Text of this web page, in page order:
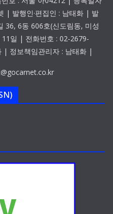
| 발행인·편집인 : 남태화 | 발
36, 6동 606호(신도림동, 미성
일 | 전화번호 : 02-2679-
| 정보책임관리자 : 남태화 |